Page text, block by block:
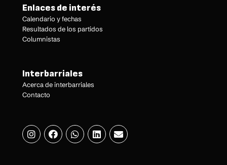
Enlaces de interés
Calendario y fechas
Resultados de los partidos
Columnistas
Interbarriales
Acerca de interbarriales
Contacto